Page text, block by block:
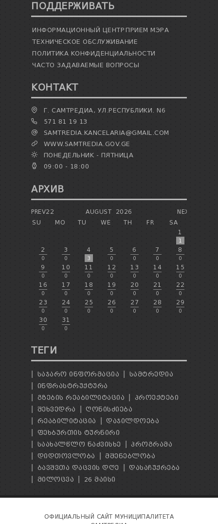
ПОДДЕРЖИВАТЬ
ИНФОРМАЦИОННЫЙ ЦЕНТРПРИЕМ МЭРА
ТЕХНИЧЕСКОЕ ОБСЛУЖИВАНИЕ
ПОЛИТИКА КОНФИДЕНЦИАЛЬНОСТИ
ЧАСТО ЗАДАВАЕМЫЕ ВОПРОСЫ
КОНТАКТ
Г. САМТРЕДИА, УЛ.РЕСПУБЛИКИ. N6
571 81 19 13
SAMTREDIA.KANCELARIA@GMAIL.COM
WWW.SAMTREDIA.GOV.GE
ПОНЕДЕЛЬНИК - ПЯТНИЦА
09:00 - 18:00
АРХИВ
PREV22 NEXT
AUGUST
2026
SU
MO TU WE TH FR
SA
1
1
2
0
3
0
4
3
5
0
6
0
7
0
8
0
9
0
10
0
11
0
12
0
13
0
14
0
15
0
16
0
17
0
18
0
19
0
20
0
21
0
22
0
23
0
24
0
25
0
26
0
27
0
28
0
29
0
30
0
31
0
ТЕГИ
ᲡᲐᲯᲐᲠᲝ ᲘᲜᲤᲝᲠᲛᲐᲪᲘᲐ
ᲡᲐᲛᲢᲠᲔᲓᲘᲐ
ᲘᲜᲤᲠᲐᲡᲢᲠᲣᲥᲢᲣᲠᲐ
ᲒᲖᲔᲑᲘᲡ ᲠᲔᲐᲑᲘᲚᲘᲢᲐᲪᲘᲐ
ᲞᲠᲝᲔᲥᲢᲔᲑᲘ
ᲨᲔᲮᲕᲔᲓᲠᲐ
ᲦᲝᲜᲘᲡᲫᲘᲔᲑᲐ
ᲠᲔᲐᲑᲘᲚᲘᲢᲐᲪᲘᲐ
ᲓᲐᲯᲘᲚᲓᲝᲔᲑᲐ
ᲤᲔᲮᲑᲣᲠᲗᲘᲡ ᲢᲣᲠᲜᲘᲠᲘ
ᲡᲐᲐᲮᲐᲚᲬᲚᲝ ᲜᲐᲫᲕᲘᲡᲮᲔ
ᲞᲠᲝᲒᲠᲐᲛᲐ
ᲓᲘᲓᲗᲝᲕᲚᲝᲑᲐ
ᲛᲨᲔᲜᲔᲑᲚᲝᲑᲐ
ᲑᲐᲕᲨᲕᲗᲐ ᲓᲐᲪᲕᲘᲡ ᲓᲦᲔ
ᲓᲐᲡᲐᲩᲣᲥᲠᲔᲑᲐ
ᲛᲘᲚᲝᲪᲕᲐ
26 ᲛᲐᲘᲡᲘ
ОФИЦИАЛЬНЫЙ САЙТ МУНИЦИПАЛИТЕТА